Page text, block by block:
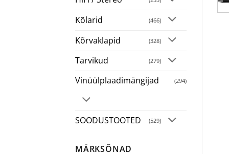
Kõlarid (466)
Kõrvaklapid (328)
Tarvikud (279)
Vinüülplaadimängijad (294)
SOODUSTOOTED (529)
MÄRKSÕNAD